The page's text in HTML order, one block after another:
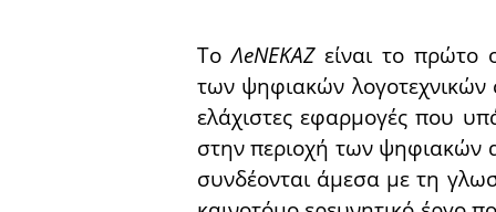
ΤοΛeΝΕΚΑΖείναι το πρώτο
των ψηφιακών
ελάχιστες εφαρμογές που
στην περιοχή των ψηφιακών
συνδέονται άμεσα με τη